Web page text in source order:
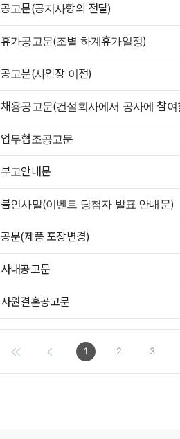
공고문(공지사항의 전달)
휴가공고문(조별 하계휴가일정)
공고문(사업장 이전)
채용공고문(건설회사에서 공사에 참
업무협조공고문
부고안내문
봄인사말(이벤트 당첨자 발표 안내문)
공문(제품 포장변경)
사내공고문
사원결혼공고문
1 2 3